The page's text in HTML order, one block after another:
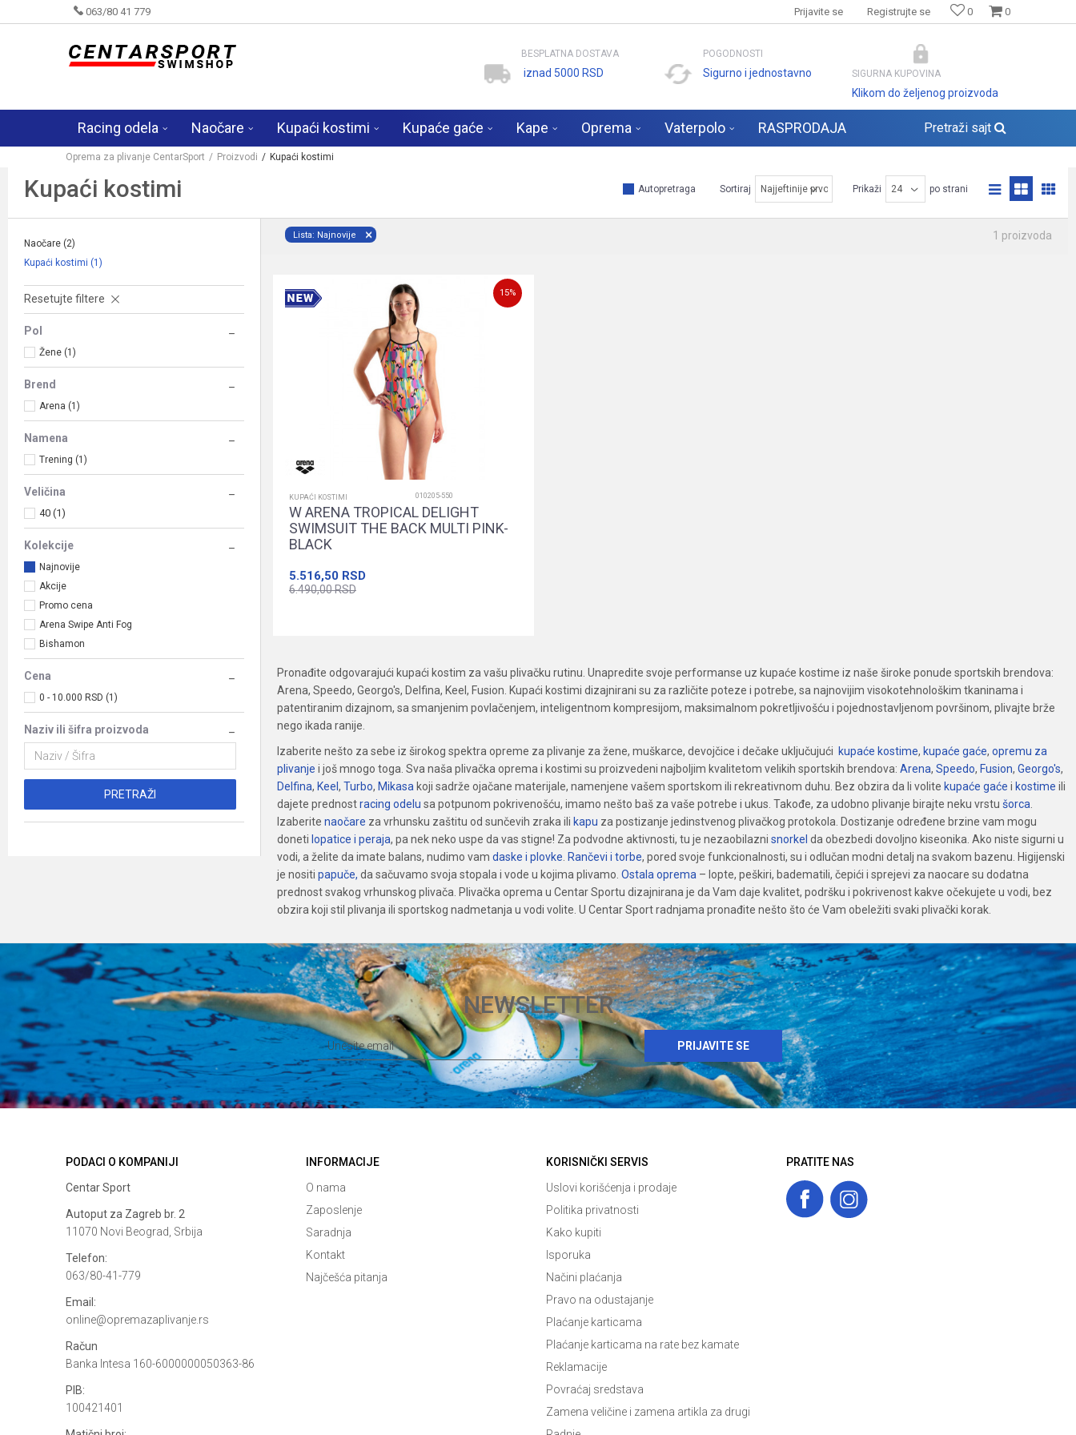
063/80 41 779 0
0
Prijavite se Registrujte se
BESPLATNA DOSTAVA
iznad 5000 RSD
POGODNOSTI
Sigurno i jednostavno SIGURNA KUPOVINA
Klikom do željenog proizvoda
Racing odela Naočare Kupaći kostimi Kupaće gaće Kape Oprema Vaterpolo RASPRODAJA Pretraži sajt
Oprema za plivanje CentarSport Proizvodi Kupaći kostimi
Kupaći kostimi Autopretraga Sortiraj Prikaži po strani
Naočare (2)
Kupaći kostimi (1)
Resetujte filtere
Pol
Žene (1)
Brend
Arena (1)
Namena
Trening (1)
Veličina
40 (1)
Kolekcije
Najnovije
Akcije
Promo cena
Arena Swipe Anti Fog
Bishamon
Cena
0 - 10.000 RSD (1)
Naziv ili šifra proizvoda
PRETRAŽI
Lista: Najnovije 1 proizvoda
15%
KUPAĆI KOSTIMI 010205-550
W ARENA TROPICAL DELIGHT
SWIMSUIT THE BACK MULTI PINK-
BLACK
5.516,50 RSD
6.490,00RSD
Pronađite odgovarajući kupaći kostim za vašu plivačku rutinu. Unapredite svoje performanse uz kupaće kostime iz naše široke ponude sportskih brendova:
Arena, Speedo, Georgo′s, Delfina, Keel, Fusion. Kupaći kostimi dizajnirani su za različite poteze i potrebe, sa najnovijim visokotehnološkim tkaninama i
patentiranim dizajnom, sa smanjenim povlačenjem, inteligentnom kompresijom, maksimalnom pokretljivošću i pojednostavljenom površinom, plivajte brže
nego ikada ranije.
Izaberite nešto za sebe iz širokog spektra opreme za plivanje za žene, muškarce, devojčice i dečake uključujući kupaće kostime, kupaće gaće, opremu za
plivanje i još mnogo toga. Sva naša plivačka oprema i kostimi su proizvedeni najboljim kvalitetom velikih sportskih brendova: Arena, Speedo, Fusion, Georgo′s,
Delfina, Keel , Turbo, Mikasa koji sadrže ojačane materijale, namenjene vašem sportskom ili rekreativnom duhu. Bez obzira da li volite kupaće gaće i kostime ili
dajete prednostracing odelu sa potpunom pokrivenošću, imamo nešto baš za vaše potrebe i ukus. Takođe, za udobno plivanje birajte neku vrstu šorca
Izaberite naočare za vrhunsku zaštitu od sunčevih zraka ili kapu za postizanje jedinstvenog plivačkog protokola. Dostizanje određene brzine vam mogu
doneti lopatice i peraja, pa nek neko uspe da vas stigne! Za podvodne aktivnosti, tu je nezaobilazni snorkel da obezbedi dovoljno kiseonika. Ako niste sigurni u
vodi, a želite da imate balans, nudimo vam daske i plovke Rančevi i torbe, pored svoje funkcionalnosti, su i odlučan modni detalj na svakom bazenu. Higijenski
je nositi papuče, da sačuvamo svoja stopala i vode u kojima plivamo. Ostala oprema – lopte, peškiri, badematili, čepići i sprejevi za naocare su dodatna
prednost svakog vrhunskog plivača. Plivačka oprema u Centar Sportu dizajnirana je da Vam daje kvalitet, podršku i pokrivenost kakve očekujete u vodi, bez
obzira koji stil plivanja ili sportskog nadmetanja u vodi volite. U Centar Sport radnjama pronađite nešto što će Vam obeležiti svaki plivački korak.
NEWSLETTER
PRIJAVITE SE
PODACI O KOMPANIJI
Centar Sport
Autoput za Zagreb br. 2
11070 Novi Beograd, Srbija
Telefon:
063/80-41-779
Email:
online@opremazaplivanje.rs
Račun
Banka Intesa 160-6000000050363-86
PIB:
100421401
INFORMACIJE
O nama
Zaposlenje
Saradnja
Kontakt
Najčešća pitanja
KORISNIČKI SERVIS
Uslovi korišćenja i prodaje
Politika privatnosti
Kako kupiti
Isporuka
Načini plaćanja
Pravo na odustajanje
Plaćanje karticama
Plaćanje karticama na rate bez kamate
Reklamacije
Povraćaj sredstava
Zamena veličine i zamena artikla za drugi
PRATITE NAS